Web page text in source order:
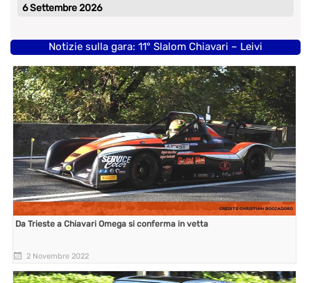
6 Settembre 2026
Notizie sulla gara: 11° Slalom Chiavari – Leivi
Da Trieste a Chiavari Omega si conferma in vetta
2 Novembre 2022